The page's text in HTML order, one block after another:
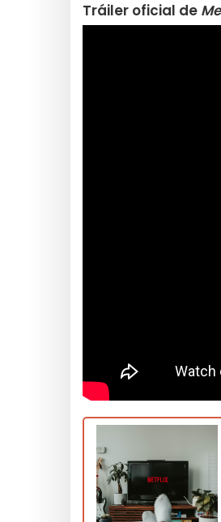
Tráiler oficial de